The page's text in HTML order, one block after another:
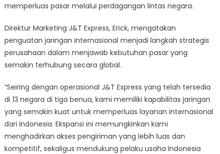
memperluas pasar melalui perdagangan lintas negara.
Direktur Marketing J&T Express, Erick, mengatakan
penguatan jaringan internasional menjadi langkah strategis
perusahaan dalam menjawab kebutuhan pasar yang
semakin terhubung secara global.
“Seiring dengan operasional J&T Express yang telah tersedia
di 13 negara di tiga benua, kami memiliki kapabilitas jaringan
yang semakin kuat untuk memperluas layanan internasional
dari Indonesia. Ekspansi ini memungkinkan kami
menghadirkan akses pengiriman yang lebih luas dan
kompetitif, sekaligus mendukung pelaku usaha Indonesia